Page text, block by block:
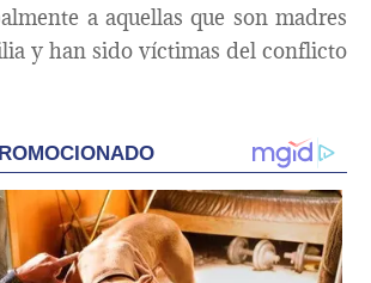
a aquellas que son madres
y han sido víctimas del conflicto